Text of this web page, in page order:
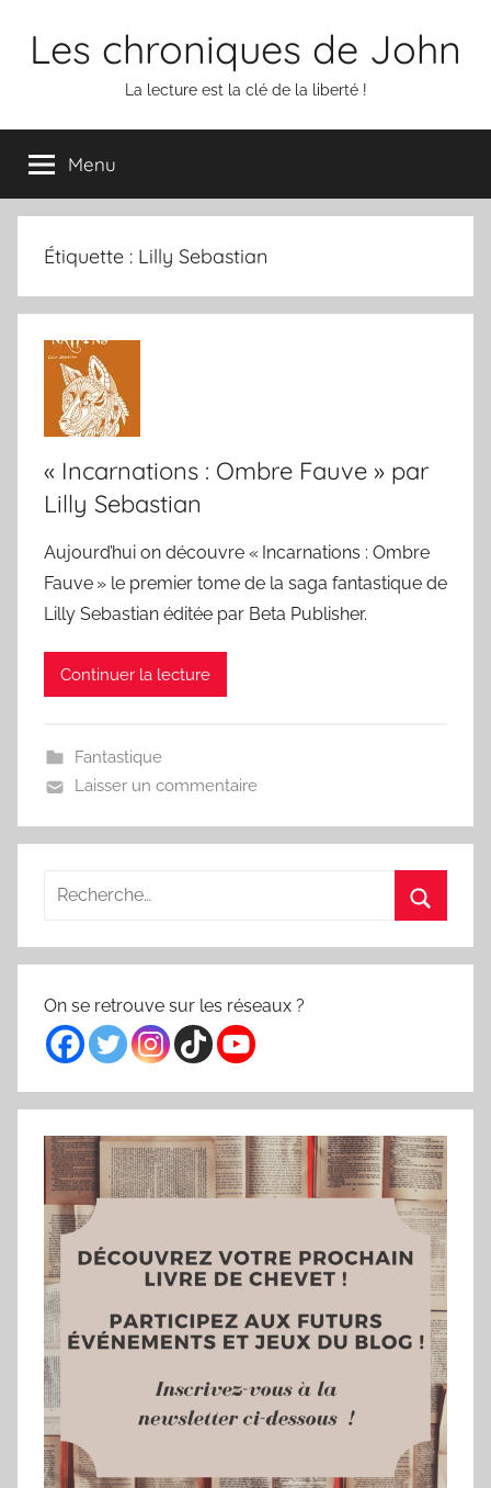
Les chroniques de John
La lecture est la clé de la liberté !
Menu
Étiquette : Lilly Sebastian
« Incarnations : Ombre Fauve » par
Lilly Sebastian
Aujourd’hui on découvre « Incarnations : Ombre
Fauve » le premier tome de la saga fantastique de
Lilly Sebastian éditée par Beta Publisher.
Continuer la lecture
Fantastique
Laisser un commentaire
Recherche
:
On se retrouve sur les réseaux ?